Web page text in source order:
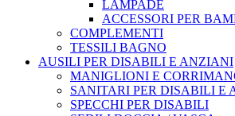
LAMPADE
ACCESSORI PER
COMPLEMENTI
TESSILI BAGNO
AUSILI PER DISABILI E ANZIANI
MANIGLIONI E
SANITARI PER DISABILI E
SPECCHI PER DISABILI